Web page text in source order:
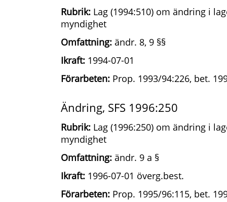
Rubrik: Lag (1994:510) om ändring i
myndighet
Omfattning: ändr. 8, 9 §§
Ikraft: 1994-07-01
Förarbeten: Prop. 1993/94:226, bet.
Ändring, SFS 1996:250
Rubrik: Lag (1996:250) om ändring i
myndighet
Omfattning: ändr. 9 a §
Ikraft: 1996-07-01 överg.best.
Förarbeten: Prop. 1995/96:115, bet.